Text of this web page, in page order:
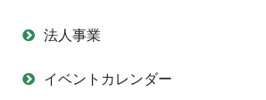
法人事業
イベントカレンダー